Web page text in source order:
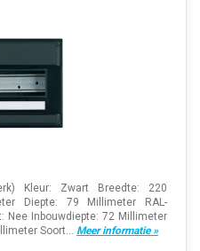
Kleur: Zwart Breedte: 220
Diepte: 79 Millimeter RAL-
Nee Inbouwdiepte: 72 Millimeter
Soort... Meer informatie »